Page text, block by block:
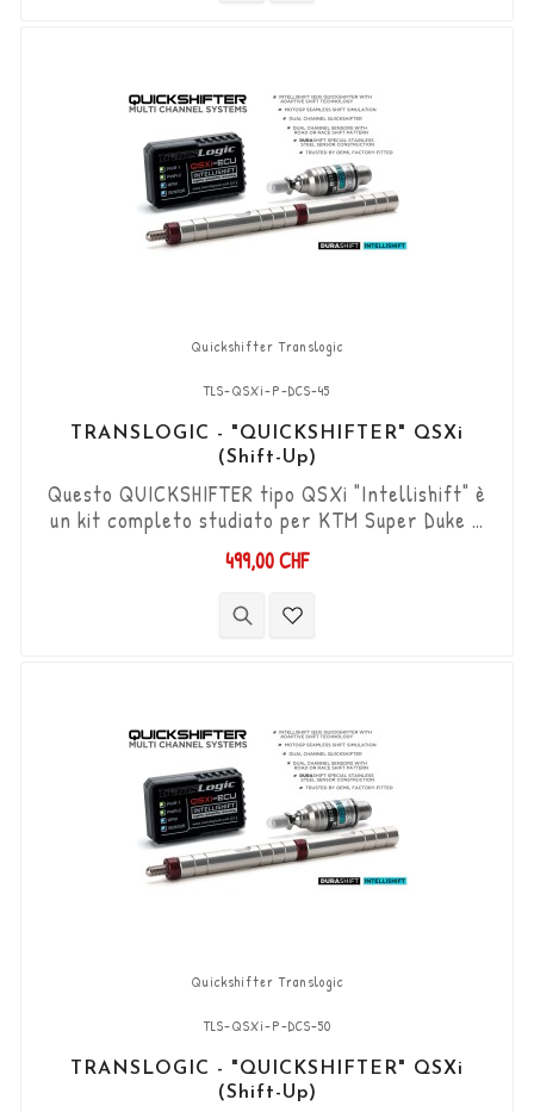
Quickshifter Translogic
TLS-QSXi-P-DCS-45
TRANSLOGIC - "QUICKSHIFTER" QSXi
(Shift-Up)
Questo QUICKSHIFTER tipo QSXi "Intellishift" è
un kit completo studiato per KTM Super Duke R
990 (Solo per modelli con bobine di accensione
con connettori a 2 pin), che permette di
aumentare le marce (Shift-Up) senza utilizzare
499,00 CHF
Quickshifter Translogic
TLS-QSXi-P-DCS-50
TRANSLOGIC - "QUICKSHIFTER" QSXi
(Shift-Up)